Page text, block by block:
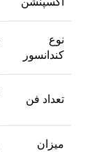
نوع
کندانسور
تعداد فن
میزان